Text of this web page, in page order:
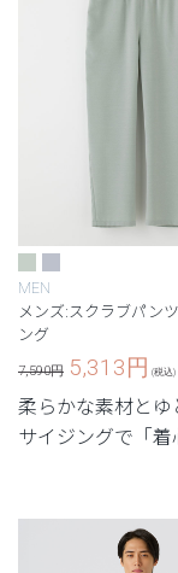
MEN
メンズ:スクラブパン
ング
7,590円 5,313円 (税込)
柔らかな素材とゆ
サイジングで「着
かけないメンズ